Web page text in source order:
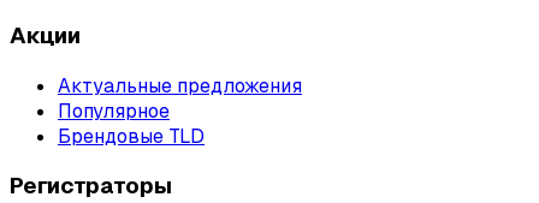
Акции
Актуальные предложения
Популярное
Брендовые TLD
Регистраторы